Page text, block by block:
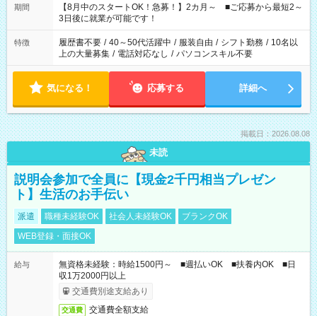
「できれば残業はしたくない」 など、ご希望を教えてください
ね。 ※Wワーク希望の方へ 今ご覧のお仕事で希望する勤務時間
と、もう1つのお仕事の勤務時間。 合計で週40時間を超える場
合は応募できません。
期間
【8月中のスタートOK！急募！】2カ月～ ■ご応募から最短2～
3日後に就業が可能です！
特徴 履歴書不要 / 40～50代活躍中 / 服装自由 / シフト勤務 / 10名以
上の大量募集 / 電話対応なし / パソコンスキル不要
気になる！ 応募する 詳細へ
掲載日：2026.08.08
未読
説明会参加で全員に【現金2千円相当プレゼン
ト】生活のお手伝い
派遣 職種未経験OK 社会人未経験OK
ブランクOK
WEB登録・面接OK
給与
無資格未経験：時給1500円～ ■週払いOK ■扶養内OK ■日
収1万2000円以上
交通費別途支給あり
交通費 交通費全額支給